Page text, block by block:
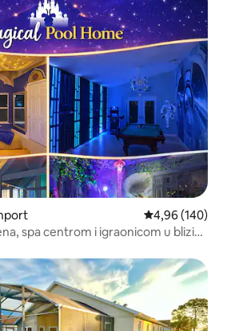
Prosječna
4,96 (140)
spa centrom i igraonicom u blizini